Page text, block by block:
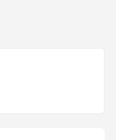
randevu